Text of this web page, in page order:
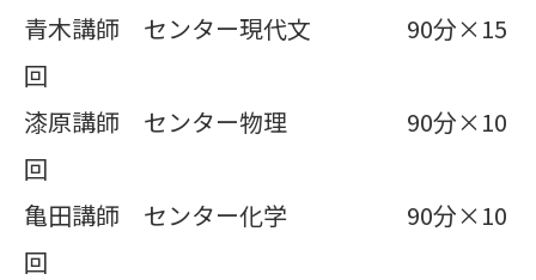
青木講師 センター現代文 90分×15
回
漆原講師 センター物理 90分×10
回
亀田講師 センター化学 90分×10
回